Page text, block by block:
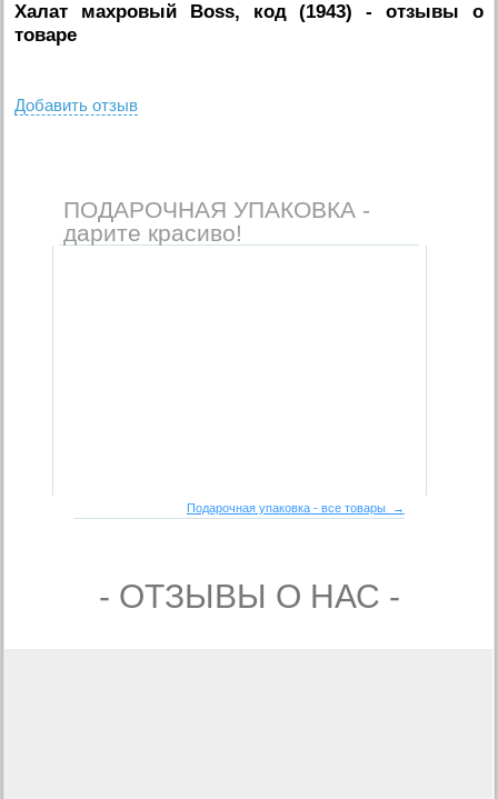
Халат махровый Boss, код (1943) - отзывы о
товаре
Добавить отзыв
ПОДАРОЧНАЯ УПАКОВКА -
дарите красиво!
Подарочная упаковка - все товары →
- ОТЗЫВЫ О НАС -